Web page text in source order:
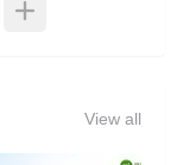
View all